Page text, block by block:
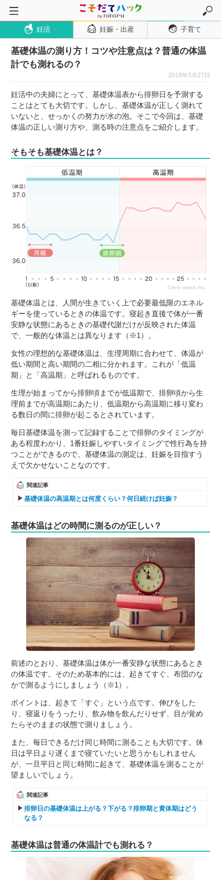
トップページ
妊活
妊娠・出産
妊娠初期
妊娠中期
出産
子育て・育児
０歳児
３〜６歳児
７〜１２歳児
妊活 妊娠・出産 子育て
基礎体温の測り方！コツや注意点は？普通の体温
計でも測れるの？
2018年3月27日
妊活中の夫婦にとって、基礎体温表から排卵日を予測する
ことはとても大切です。しかし、基礎体温が正しく測れて
いないと、せっかくの努力が水の泡。そこで今回は、基礎
体温の正しい測り方や、測る時の注意点をご紹介します。
そもそも基礎体温とは？
基礎体温とは、人間が生きていく上で必要最低限のエネル
ギーを使っているときの体温です。寝起き直後で体が一番
安静な状態にあるときの基礎代謝だけが反映された体温
で、一般的な体温とは異なります（※1）。
女性の理想的な基礎体温は、生理周期に合わせて、体温が
低い期間と高い期間の二相に分かれます。これが「低温
期」と「高温期」と呼ばれるものです。
生理が始まってから排卵頃までが低温期で、排卵頃から生
理前までが高温期にあたり、低温期から高温期に移り変わ
る数日の間に排卵が起こるとされています。
毎日基礎体温を測って記録することで排卵のタイミングが
ある程度わかり、1番妊娠しやすいタイミングで性行為を持
つことができるので、基礎体温の測定は、妊娠を目指すう
えで欠かせないことなのです。
関連記事
基礎体温の高温期とは何度くらい？何日続けば妊娠？
基礎体温はどの時間に測るのが正しい？
前述のとおり、基礎体温は体が一番安静な状態にあるとき
の体温です。そのため基本的には、起きてすぐ、布団のな
かで測るようにしましょう（※1）。
ポイントは、起きて「すぐ」という点です。伸びをした
り、寝返りをうったり、飲み物を飲んだりせず、目が覚め
たらそのままの状態で測りましょう。
また、毎日できるだけ同じ時間に測ることも大切です。休
日は平日より遅くまで寝ていたいと思うかもしれません
が、一旦平日と同じ時間に起きて、基礎体温を測ることが
望ましいでしょう。
関連記事
排卵日の基礎体温は上がる？下がる？排卵期と黄体期はどう
なる？
基礎体温は普通の体温計でも測れる？